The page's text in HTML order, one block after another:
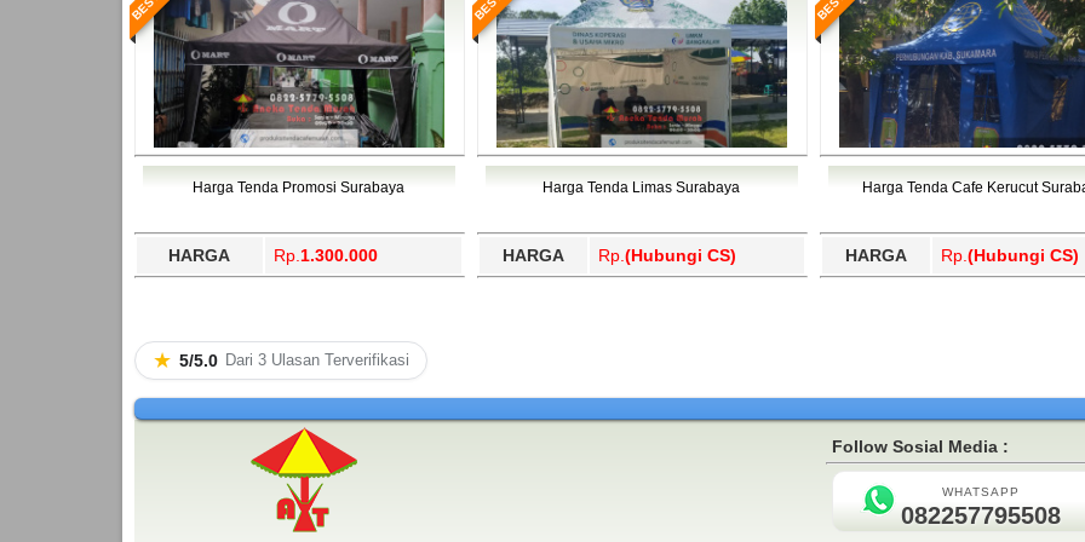
Harga Tenda Promosi Surabaya
HARGA Rp. 1.300.000
Harga Tenda Limas Surabaya
HARGA Rp. (Hubungi CS)
Harga Tenda Cafe Kerucut
HARGA Rp. (Hubungi CS)
★ 5/5.0 Dari 3 Ulasan Terverifikasi
Follow Sosial Media :
WHATSAPP
082257795508